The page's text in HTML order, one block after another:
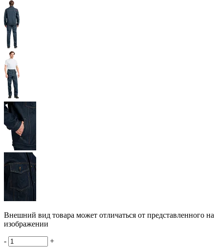
Внешний вид товара может отличаться от представленного на
изображении
- +